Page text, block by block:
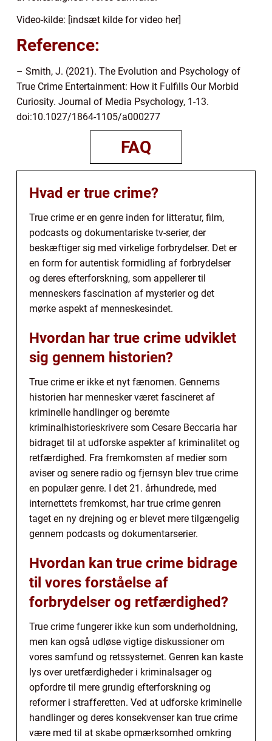
Video-kilde: [indsæt kilde for video her]
Reference:
– Smith, J. (2021). The Evolution and Psychology of
True Crime Entertainment: How it Fulfills Our Morbid
Curiosity. Journal of Media Psychology, 1-13.
doi:10.1027/1864-1105/a000277
FAQ
Hvad er true crime?
True crime er en genre inden for litteratur, film,
podcasts og dokumentariske tv-serier, der
beskæftiger sig med virkelige forbrydelser. Det er
en form for autentisk formidling af forbrydelser
og deres efterforskning, som appellerer til
menneskers fascination af mysterier og det
mørke aspekt af menneskesindet.
Hvordan har true crime udviklet
sig gennem historien?
True crime er ikke et nyt fænomen. Gennems
historien har mennesker været fascineret af
kriminelle handlinger og berømte
kriminalhistorieskrivere som Cesare Beccaria har
bidraget til at udforske aspekter af kriminalitet og
retfærdighed. Fra fremkomsten af medier som
aviser og senere radio og fjernsyn blev true crime
en populær genre. I det 21. århundrede, med
internettets fremkomst, har true crime genren
taget en ny drejning og er blevet mere tilgængelig
gennem podcasts og dokumentarserier.
Hvordan kan true crime bidrage
til vores forståelse af
forbrydelser og retfærdighed?
True crime fungerer ikke kun som underholdning,
men kan også udløse vigtige diskussioner om
vores samfund og retssystemet. Genren kan kaste
lys over uretfærdigheder i kriminalsager og
opfordre til mere grundig efterforskning og
reformer i strafferetten. Ved at udforske kriminelle
handlinger og deres konsekvenser kan true crime
være med til at skabe opmærksomhed omkring